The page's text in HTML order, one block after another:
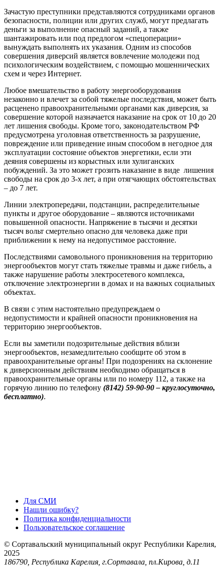
Зачастую преступники представляются сотрудниками органов
безопасности, полиции или других служб, могут предлагать
деньги за выполнение опасный заданий, а также
шантажировать или под предлогом «спецоперации»
вынуждать выполнять их указания. Одним из способов
совершения диверсий является вовлечение молодежи под
психологическим воздействием, с помощью мошеннических
схем и через Интернет.
Любое вмешательство в работу энергооборудования
незаконно и влечет за собой тяжелые последствия, может быть
расценено правоохранительными органами как диверсия, за
совершение которой назначается наказание на срок от 10 до 20
лет лишения свободы. Кроме того, законодательством РФ
предусмотрена уголовная ответственность за разрушение,
повреждение или приведение иным способом в негодное для
эксплуатации состояние объектов энергетики, если эти
деяния совершены из корыстных или хулиганских
побуждений. За это может грозить наказание в виде лишения
свободы на срок до 3-х лет, а при отягчающих обстоятельствах
– до 7 лет.
Линии электропередачи, подстанции, распределительные
пункты и другое оборудование – являются источниками
повышенной опасности. Напряжение в тысячи и десятки
тысяч вольт смертельно опасно для человека даже при
приближении к нему на недопустимое расстояние.
Последствиями самовольного проникновения на территорию
энергообъектов могут стать тяжелые травмы и даже гибель, а
также нарушение работы электросетевого комплекса,
отключение электроэнергии в домах и на важных социальных
объектах.
В связи с этим настоятельно предупреждаем о
недопустимости и крайней опасности проникновения на
территорию энергообъектов.
Если вы заметили подозрительные действия вблизи
энергообъектов, незамедлительно сообщите об этом в
правоохранительные органы! При подозрениях на склонение
к диверсионным действиям необходимо обращаться в
правоохранительные органы или по номеру 112, а также на
горячую линию по телефону (8142) 59-90-90– круглосуточно,
бесплатно).
Для СМИ
Нашли ошибку?
Политика конфиденциальности
Пользовательское соглашение
© Сортавальский муниципальный округ Республики Карелия,
2025
186790, Республика Карелия, г.Сортавала, пл.Кирова, д.11